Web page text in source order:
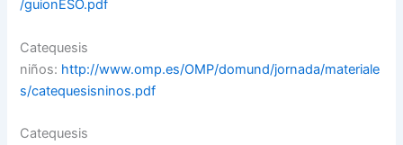
/guionESO.pdf
Catequesis
niños: http://www.omp.es/OMP/domund/jornada/materiale
s/catequesisninos.pdf
Catequesis